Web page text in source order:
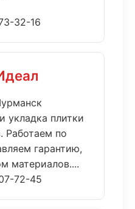
32-16
укладка плитки
Работаем по
гарантию,
материалов....
72-45